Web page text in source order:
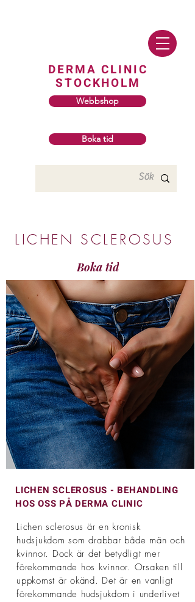
DERMA CLINIC
STOCKHOLM
Webbshop
Boka tid
LICHEN SCLEROSUS
Boka tid
LICHEN SCLEROSUS - BEHANDLING
HOS OSS PÅ DERMA CLINIC
Lichen sclerosus är en kronisk
hudsjukdom som drabbar både män och
kvinnor. Dock är det betydligt mer
förekommande hos kvinnor. Orsaken till
uppkomst är okänd. Det är en vanligt
förekommande hudsjukdom i underlivet